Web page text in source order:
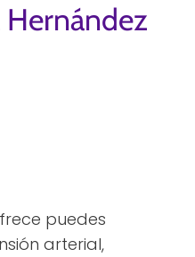
Hernández
puedes
arterial,